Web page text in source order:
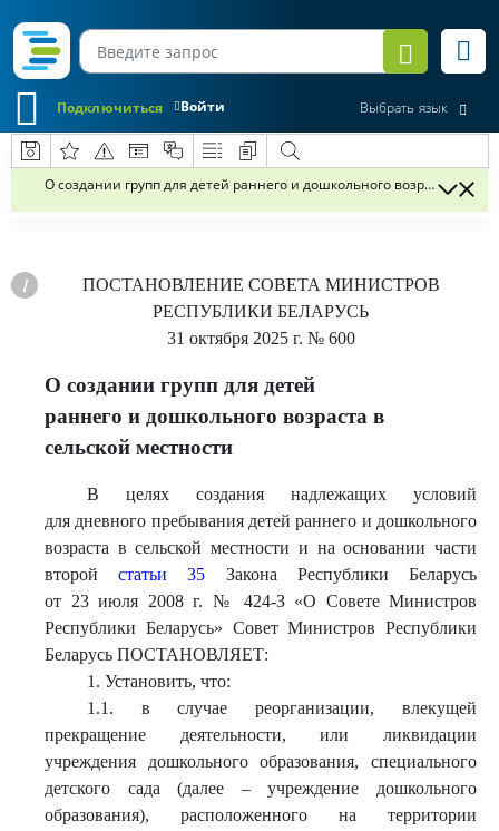
Войти
Подключиться Выбрать язык
О создании групп для детей раннего и дошкольного возраста в
ПОСТАНОВЛЕНИЕ СОВЕТА МИНИСТРОВ
РЕСПУБЛИКИ БЕЛАРУСЬ
31 октября 2025 г. № 600
О создании групп для детей
раннего и дошкольного возраста в
сельской местности
В целях создания надлежащих условий
для дневного пребывания детей раннего и дошкольного
возраста в сельской местности и на основании части
второйстатьи 35 Закона Республики Беларусь
от 23 июля 2008 г. № 424-З «О Совете Министров
Республики Беларусь» Совет Министров Республики
Беларусь ПОСТАНОВЛЯЕТ:
1. Установить, что:
1.1. в случае реорганизации, влекущей
прекращение деятельности, или ликвидации
учреждения дошкольного образования, специального
детского сада (далее – учреждение дошкольного
образования), расположенного на территории